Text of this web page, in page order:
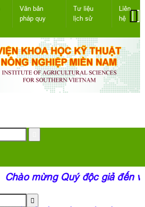
Văn bản
pháp quy
Tư liệu
lịch sử
Liên
hệ
Chào mừng Quý độc giả đến